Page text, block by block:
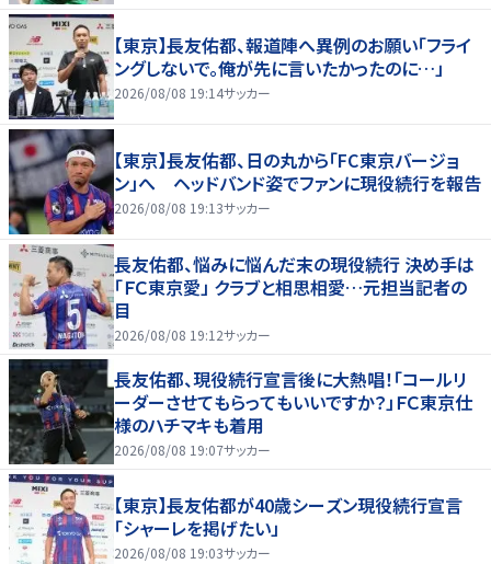
【東京】長友佑都、報道陣へ異例のお願い「フライ
ングしないで。俺が先に言いたかったのに…」
2026/08/08 19:14サッカー
【東京】長友佑都、日の丸から「FC東京バージョ
ン」へ ヘッドバンド姿でファンに現役続行を報告
2026/08/08 19:13サッカー
長友佑都、悩みに悩んだ末の現役続行 決め手は
「ＦＣ東京愛」 クラブと相思相愛…元担当記者の
目
2026/08/08 19:12サッカー
長友佑都、現役続行宣言後に大熱唱！「コールリ
ーダーさせてもらってもいいですか？」ＦＣ東京仕
様のハチマキも着用
2026/08/08 19:07サッカー
【東京】長友佑都が40歳シーズン現役続行宣言
「シャーレを掲げたい」
2026/08/08 19:03サッカー